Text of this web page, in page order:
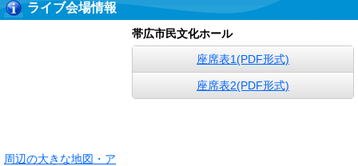
ライブ会場情報
周辺の大きな地図・ア
帯広市民文化ホール
座席表1(PDF形式)
座席表2(PDF形式)